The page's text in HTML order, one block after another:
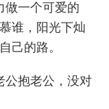
一个可爱的
谁，阳光下灿
己的路。
抱老公，没对